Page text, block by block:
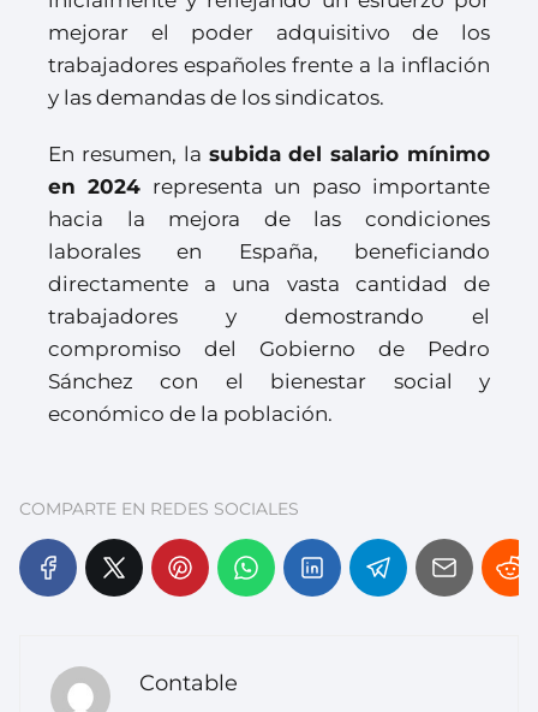
mejorar el poder adquisitivo de los
trabajadores españoles frente a la inflación
y las demandas de los sindicatos.
En resumen, la subida del salario mínimo
en 2024 representa un paso importante
hacia la mejora de las condiciones
laborales en España, beneficiando
directamente a una vasta cantidad de
trabajadores y demostrando el
compromiso del Gobierno de Pedro
Sánchez con el bienestar social y
económico de la población.
COMPARTE EN REDES SOCIALES
Contable